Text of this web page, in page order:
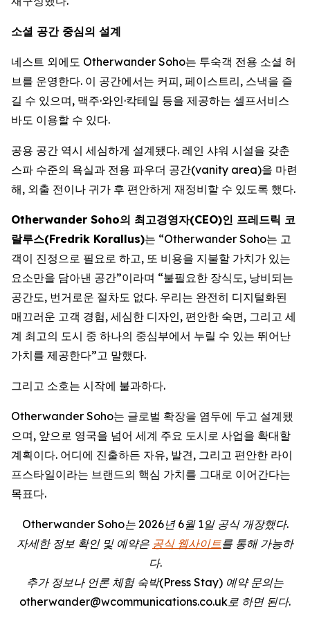
소셜 공간 중심의 설계
네스트 외에도 Otherwander Soho는 투숙객 전용 소셜 허
브를 운영한다. 이 공간에서는 커피, 페이스트리, 스낵을 즐
길 수 있으며, 맥주·와인·칵테일 등을 제공하는 셀프서비스
바도 이용할 수 있다.
공용 공간 역시 세심하게 설계됐다. 레인 샤워 시설을 갖춘
스파 수준의 욕실과 전용 파우더 공간(vanity area)을 마련
해, 외출 전이나 귀가 후 편안하게 재정비할 수 있도록 했다.
Otherwander Soho의 최고경영자(CEO)인 프레드릭 코
랄루스(Fredrik Korallus)는 “Otherwander Soho는 고
객이 진정으로 필요로 하고, 또 비용을 지불할 가치가 있는
요소만을 담아낸 공간”이라며 “불필요한 장식도, 낭비되는
공간도, 번거로운 절차도 없다. 우리는 완전히 디지털화된
매끄러운 고객 경험, 세심한 디자인, 편안한 숙면, 그리고 세
계 최고의 도시 중 하나의 중심부에서 누릴 수 있는 뛰어난
가치를 제공한다”고 말했다.
그리고 소호는 시작에 불과하다.
Otherwander Soho는 글로벌 확장을 염두에 두고 설계됐
으며, 앞으로 영국을 넘어 세계 주요 도시로 사업을 확대할
계획이다. 어디에 진출하든 자유, 발견, 그리고 편안한 라이
프스타일이라는 브랜드의 핵심 가치를 그대로 이어간다는
목표다.
Otherwander Soho는 2026년 6월 1일 공식 개장했다.
자세한 정보 확인 및 예약은 공식 웹사이트를 통해 가능하
다.
추가 정보나 언론 체험 숙박(Press Stay) 예약 문의는
otherwander@wcommunications.co.uk로 하면 된다.